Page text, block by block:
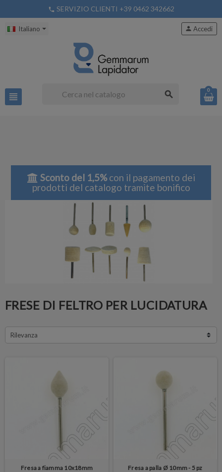
phone SERVIZIO CLIENTI +39 0462 342662
Italiano
view_headline search
person Accedi
0
Sconto del 1,5%con il pagamento dei
prodotti del catalogo tramite bonifico
FRESE DI FELTRO PER LUCIDATURA
Rilevanza
Fresa a fiamma 10x18mm Fresa a palla Ø 10mm - 5 pz